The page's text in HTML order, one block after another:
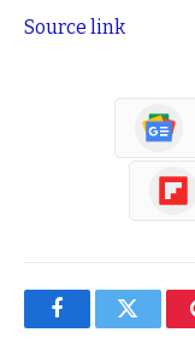
Source link
FacebookTwitter